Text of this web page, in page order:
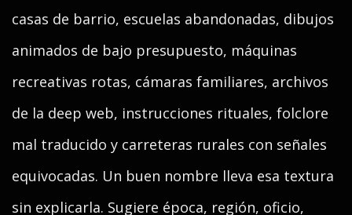
casas de barrio, escuelas abandonadas, dibujos
animados de bajo presupuesto, máquinas
recreativas rotas, cámaras familiares, archivos
de la deep web, instrucciones rituales, folclore
mal traducido y carreteras rurales con señales
equivocadas. Un buen nombre lleva esa textura
sin explicarla. Sugiere época, región, oficio,